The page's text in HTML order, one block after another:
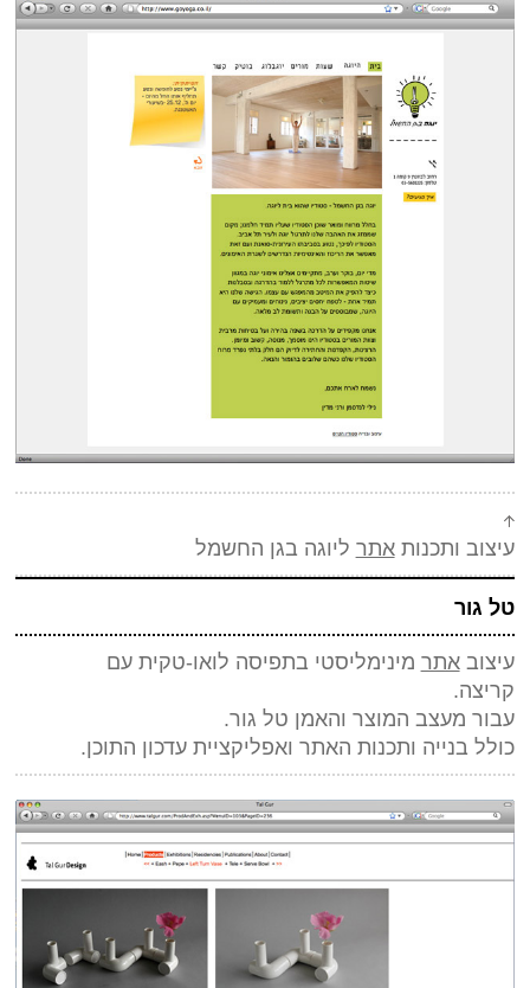
עיצוב ותכנותאתר ליוגה בגן החשמל
טל גור
עיצובאתר מינימליסטי בתפיסה לואו-טקית עם
קריצה.
עבור מעצב המוצר והאמן טל גור.
כולל בנייה ותכנות האתר ואפליקציית עדכון התוכן.